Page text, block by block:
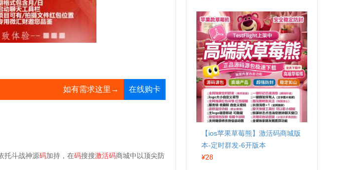
如有需求这里→ 在线购卡
托斗战神源码加持，在码搜搜激活码商城中以顶尖防
【ios苹果草莓熊】激活码商城版
本-定时群发-6开版本
¥28